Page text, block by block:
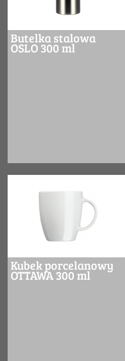
Butelka stalowa
OSLO 300 ml
Kubek porcelanowy
OTTAWA 300 ml